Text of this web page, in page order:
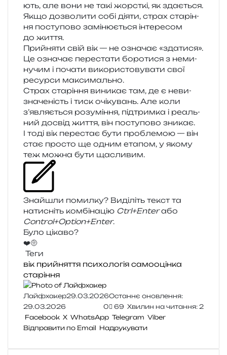
ють, але вони не такі жорс­ткі, як здається.
Якщо дозво­ли­ти собі діяти, страх ста­рі­н­
ня посту­по­во замі­ню­є­ться інте­ре­сом
до життя.
Прийняти свій вік — не озна­чає «зда­ти­ся».
Це озна­чає пере­ста­ти боро­ти­ся з неми­
ну­чим і поча­ти вико­ри­сто­ву­ва­ти свої
ресур­си максимально.
Страх ста­рі­н­ня вини­кає там, де є неви­
зна­че­ність і тиск очі­ку­вань. Але коли
з’являється розу­мі­н­ня, під­трим­ка і реаль­
ний досвід життя, він посту­по­во зни­кає.
І тоді вік пере­стає бути про­бле­мою — він
стає про­сто ще одним ета­пом, у якому
теж можна бути щасливим.
Знайшли помил­ку? Виділіть текст та
нати­сніть ком­бі­на­цію Ctrl+Enterабо
Control+Option+Enter.
Було цікаво?
❤️🤨
Теги
вік прийняття психологія самооцінка
старіння
Лайфхакер29.03.2026Останнє оновлення:
29.03.2026
0 69 Хвилин на читання: 2
Facebook X WhatsApp Telegram Viber
Відправити по Email Надрукувати